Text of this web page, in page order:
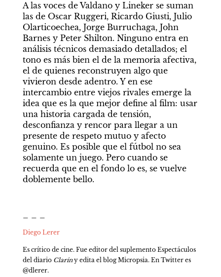
A las voces de Valdano y Lineker se suman
las de Oscar Ruggeri, Ricardo Giusti, Julio
Olarticoechea, Jorge Burruchaga, John
Barnes y Peter Shilton. Ninguno entra en
análisis técnicos demasiado detallados; el
tono es más bien el de la memoria afectiva,
el de quienes reconstruyen algo que
vivieron desde adentro. Y en ese
intercambio entre viejos rivales emerge la
idea que es la que mejor define al film: usar
una historia cargada de tensión,
desconfianza y rencor para llegar a un
presente de respeto mutuo y afecto
genuino. Es posible que el fútbol no sea
solamente un juego. Pero cuando se
recuerda que en el fondo lo es, se vuelve
doblemente bello.
Diego Lerer
Es crítico de cine. Fue editor del suplemento Espectáculos
del diario Clarín y edita el blog Micropsia. En Twitter es
@dlerer.